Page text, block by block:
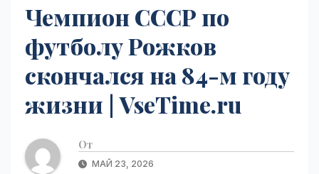
Чемпион СССР по
футболу Рожков
скончался на 84-м году
жизни | VseTime.ru
От
МАЙ 23, 2026